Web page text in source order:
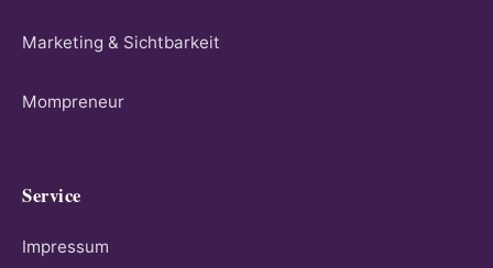
Marketing & Sichtbarkeit
Mompreneur
Service
Impressum